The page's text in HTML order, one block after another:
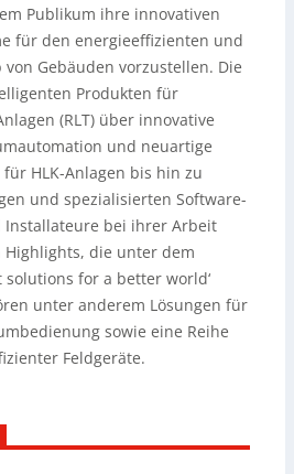
Publikum ihre innovativen
für den energieeffizienten und
Gebäuden vorzustellen. Die
Produkten für
(RLT) über innovative
und neuartige
HLK-Anlagen bis hin zu
und spezialisierten Software-
Installateure bei ihrer Arbeit
Highlights, die unter dem
solutions for a better world‘
unter anderem Lösungen für
sowie eine Reihe
Feldgeräte.